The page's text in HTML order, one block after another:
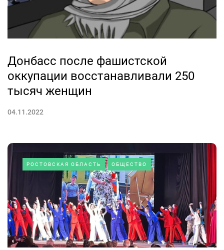
Донбасс после фашистской
оккупации восстанавливали 250
тысяч женщин
04.11.2022
РОСТОВСКАЯ ОБЛАСТЬ ОБЩЕСТВО